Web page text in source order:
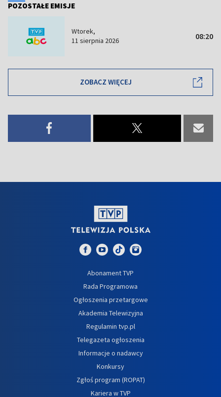
POZOSTAŁE EMISJE
Wtorek,
11 sierpnia 2026
08:20
ZOBACZ WIĘCEJ
Abonament TVP
Rada Programowa
Ogłoszenia przetargowe
Akademia Telewizyjna
Regulamin tvp.pl
Telegazeta ogłoszenia
Informacje o nadawcy
Konkursy
Zgłoś program (ROPAT)
Kariera w TVP